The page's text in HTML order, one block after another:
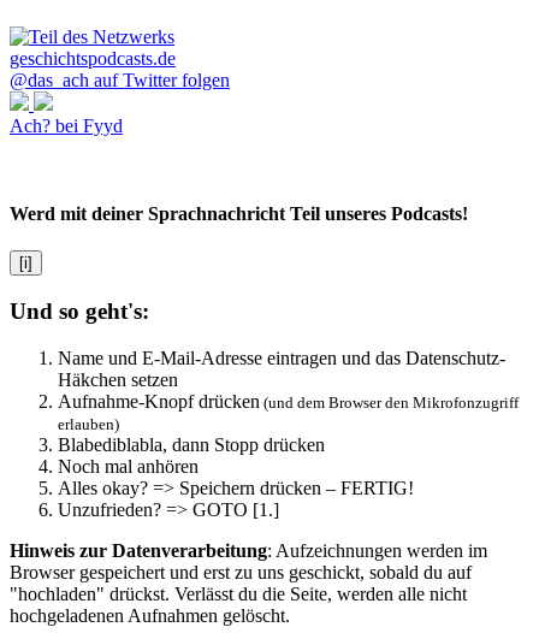
@das_ach auf Twitter folgen
Ach? bei Fyyd
Werd mit deiner Sprachnachricht Teil unseres Podcasts!
[i]
Und so geht's:
Name und E-Mail-Adresse eintragen und das Datenschutz-
Häkchen setzen
Aufnahme-Knopf drücken (und dem Browser den Mikrofonzugriff
erlauben)
Blabediblabla, dann Stopp drücken
Noch mal anhören
Alles okay? => Speichern drücken – FERTIG!
Unzufrieden? => GOTO [1.]
Hinweis zur Datenverarbeitung: Aufzeichnungen werden im
Browser gespeichert und erst zu uns geschickt, sobald du auf
"hochladen" drückst. Verlässt du die Seite, werden alle nicht
hochgeladenen Aufnahmen gelöscht.